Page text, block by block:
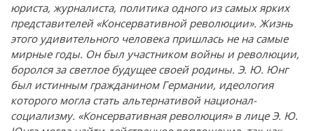
юриста, журналиста, политика одного из самых ярких
представителей «Консервативной революции». Жизнь
этого удивительного человека пришлась не на самые
мирные годы. Он был участником войны и революции,
боролся за светлое будущее своей родины. Э. Ю. Юнг
был истинным гражданином Германии, идеология
которого могла стать альтернативой национал-
социализму. «Консервативная революция» в лице Э. Ю.